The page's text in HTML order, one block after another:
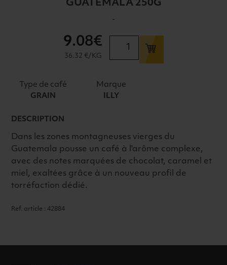
GUATEMALA 250G
-
ARABICA
9.08€
36.32 €/KG
Type de café
GRAIN
Marque
ILLY
DESCRIPTION
Dans les zones montagneuses vierges du
Guatemala pousse un café à l'arôme complexe,
avec des notes marquées de chocolat, caramel et
miel, exaltées grâce à un nouveau profil de
torréfaction dédié.
Ref. article : 42884